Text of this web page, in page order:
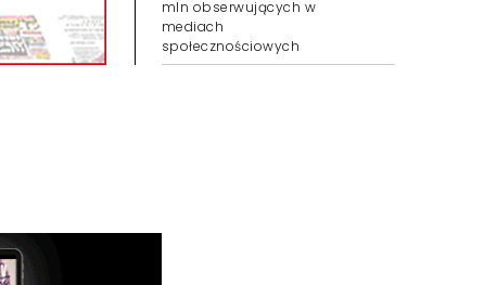
mln obserwujących w
mediach
społecznościowych